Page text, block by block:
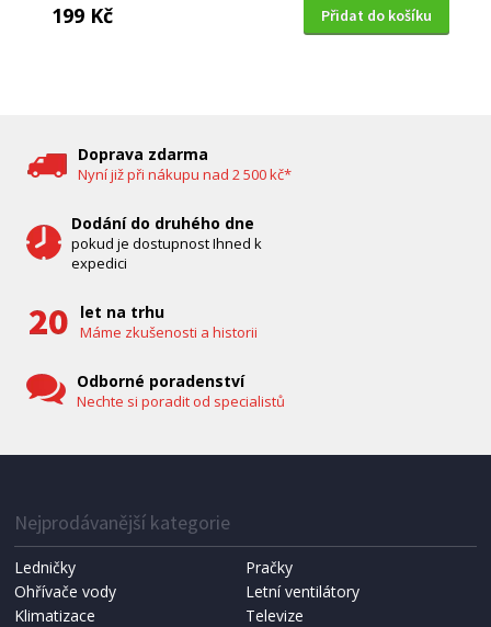
199 Kč Přidat do košíku
NÁHRADNÍ SÁČKY DO VYSAVAČE
Koma KRA-SB02S (Multi Bag, S-BAG SMS)
Doprava zdarma
Nyní již při nákupu nad 2 500 kč*
Dodání do druhého dne
pokud je dostupnost Ihned k
expedici
let na trhu
Máme zkušenosti a historii
Odborné poradenství
Nechte si poradit od specialistů
Nejprodávanější kategorie
Ledničky
Pračky
Ohřívače vody
Letní ventilátory
Klimatizace
Televize